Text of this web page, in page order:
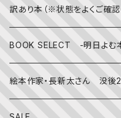
文房具
その他
訳あり本（※状態をよくご確認
BOOK SELECT -明日よむ
絵本作家・長新太さん 没後